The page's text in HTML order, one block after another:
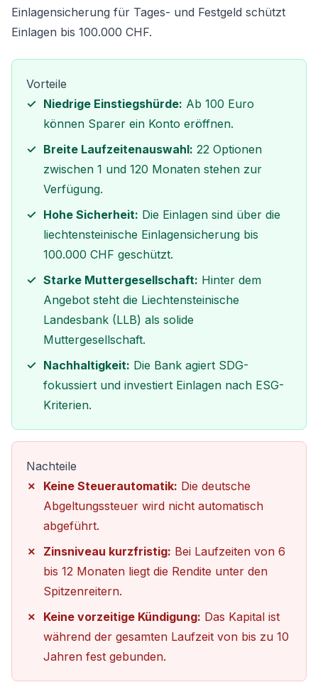
Einlagensicherung für Tages- und Festgeld schützt
Einlagen bis 100.000 CHF.
Vorteile
Niedrige Einstiegshürde: Ab 100 Euro
können Sparer ein Konto eröffnen.
Breite Laufzeitenauswahl: 22 Optionen
zwischen 1 und 120 Monaten stehen zur
Verfügung.
Hohe Sicherheit: Die Einlagen sind über die
liechtensteinische Einlagensicherung bis
100.000 CHF geschützt.
Starke Muttergesellschaft: Hinter dem
Angebot steht die Liechtensteinische
Landesbank (LLB) als solide
Muttergesellschaft.
Nachhaltigkeit: Die Bank agiert SDG-
fokussiert und investiert Einlagen nach ESG-
Kriterien.
Nachteile
Keine Steuerautomatik: Die deutsche
Abgeltungssteuer wird nicht automatisch
abgeführt.
Zinsniveau kurzfristig: Bei Laufzeiten von 6
bis 12 Monaten liegt die Rendite unter den
Spitzenreitern.
Keine vorzeitige Kündigung: Das Kapital ist
während der gesamten Laufzeit von bis zu 10
Jahren fest gebunden.